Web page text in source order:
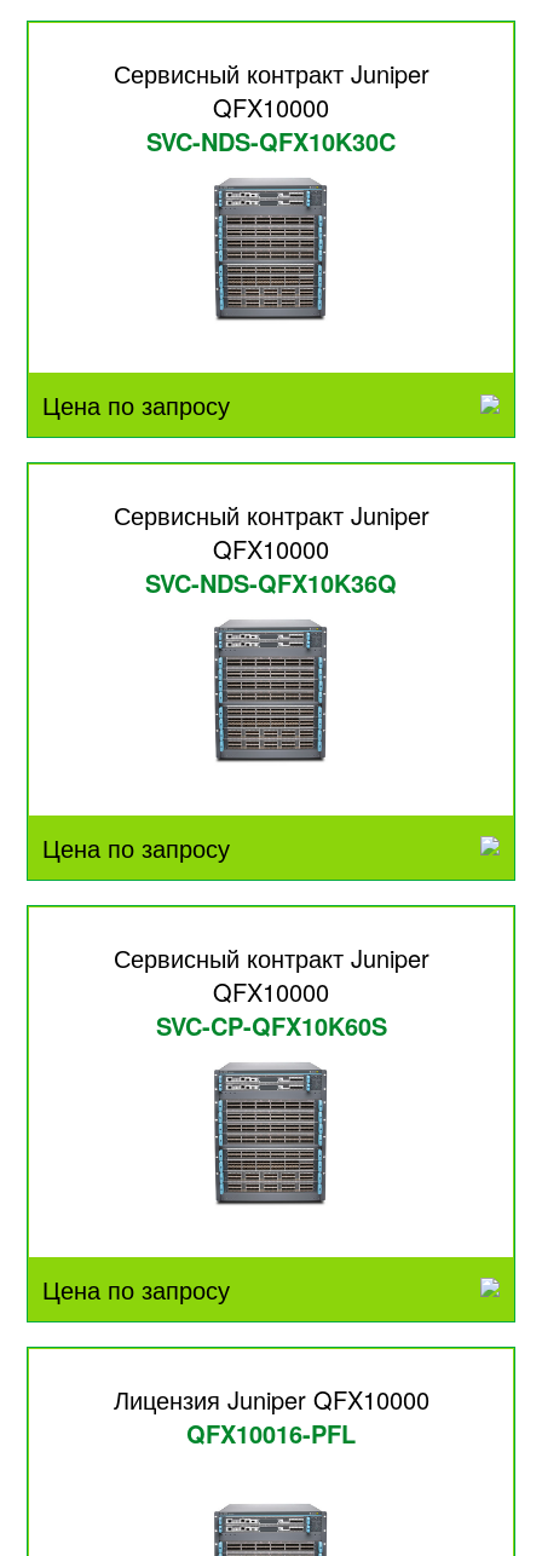
Сервисный контракт Juniper
QFX10000
SVC-NDS-QFX10K30C
Цена по запросу
Сервисный контракт Juniper
QFX10000
SVC-NDS-QFX10K36Q
Цена по запросу
Сервисный контракт Juniper
QFX10000
SVC-CP-QFX10K60S
Цена по запросу
Лицензия Juniper QFX10000
QFX10016-PFL